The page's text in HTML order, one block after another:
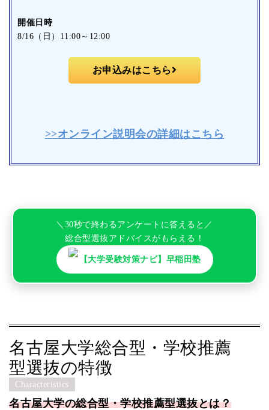
開催日時
8/16（日）11:00～12:00
お申込みはこちら
>>オンライン説明会の詳細はこちら
＼30秒で終わるアンケートに答えると／
総合型選抜アドバイスがもらえる！
【大学受験対策ナビ】早稲田塾
名古屋大学総合型・学校推薦
型選抜の特徴
Characteristics
名古屋大学の総合型・学校推薦型選抜とは？